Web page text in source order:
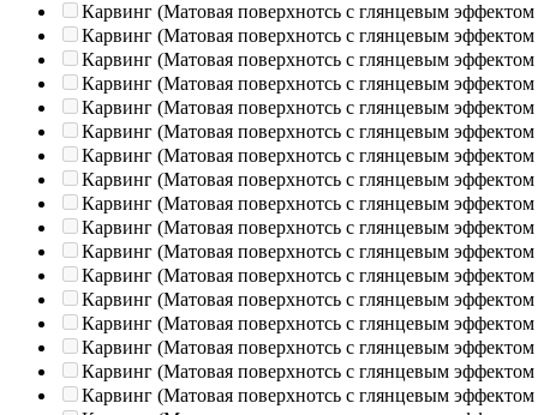
Карвинг (Матовая поверхнотсь с глянцевым эффектом
Карвинг (Матовая поверхнотсь с глянцевым эффектом
Карвинг (Матовая поверхнотсь с глянцевым эффектом
Карвинг (Матовая поверхнотсь с глянцевым эффектом
Карвинг (Матовая поверхнотсь с глянцевым эффектом
Карвинг (Матовая поверхнотсь с глянцевым эффектом
Карвинг (Матовая поверхнотсь с глянцевым эффектом
Карвинг (Матовая поверхнотсь с глянцевым эффектом
Карвинг (Матовая поверхнотсь с глянцевым эффектом
Карвинг (Матовая поверхнотсь с глянцевым эффектом
Карвинг (Матовая поверхнотсь с глянцевым эффектом
Карвинг (Матовая поверхнотсь с глянцевым эффектом
Карвинг (Матовая поверхнотсь с глянцевым эффектом
Карвинг (Матовая поверхнотсь с глянцевым эффектом
Карвинг (Матовая поверхнотсь с глянцевым эффектом
Карвинг (Матовая поверхнотсь с глянцевым эффектом
Карвинг (Матовая поверхнотсь с глянцевым эффектом